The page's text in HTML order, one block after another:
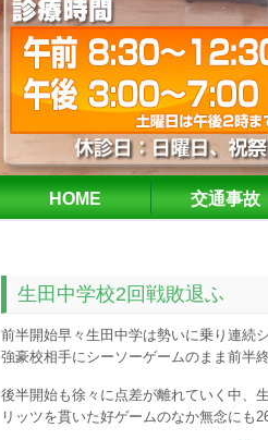
HOME 交通事故
生田中学校2回戦敗退ふ
前半開始早々生田中学は勢いに乗り連続
強豪校相手にシーソーゲームのまま前半
後半開始も徐々に点差が離れていく中、
リッツを貫いた好ゲームのなか無念にも